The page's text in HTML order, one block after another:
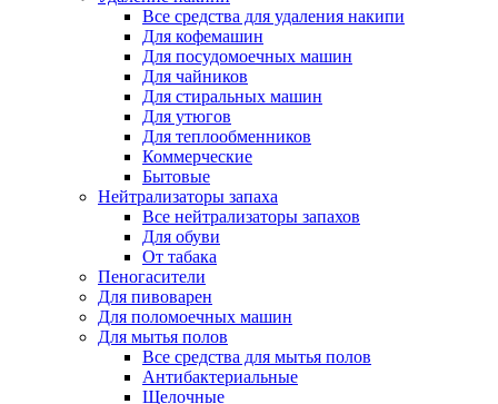
Все средства для удаления накипи
Для кофемашин
Для посудомоечных машин
Для чайников
Для стиральных машин
Для утюгов
Для теплообменников
Коммерческие
Бытовые
Нейтрализаторы запаха
Все нейтрализаторы запахов
Для обуви
От табака
Пеногасители
Для пивоварен
Для поломоечных машин
Для мытья полов
Все средства для мытья полов
Антибактериальные
Щелочные